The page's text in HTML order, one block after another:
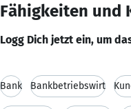
Fähigkeiten und
Logg Dich jetzt ein, um
Bank Bankbetriebswirt